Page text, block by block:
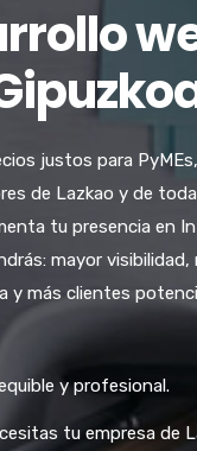
justos para
de Lazkao y de
tu presencia en
mayor visibilidad,
y más clientes
y profesional.
tu empresa de